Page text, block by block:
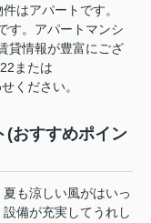
はアパートです。
す。アパートマンシ
貸情報が豊富にござ
または
ください。
(おすすめポイン
も涼しい風がはいっ
備が充実してうれし